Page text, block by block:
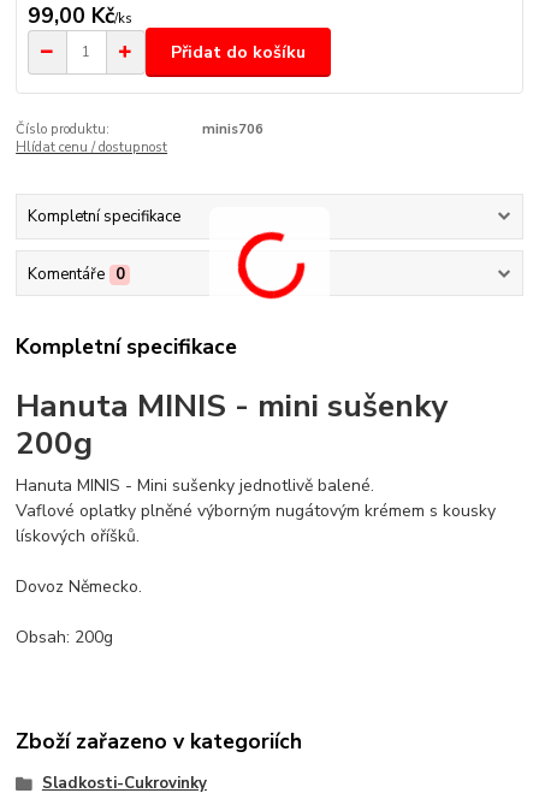
99,00 Kč/ks
Přidat do košíku
Číslo produktu:
minis706
Hlídat cenu / dostupnost
Kompletní specifikace
Komentáře 0
Kompletní specifikace
Hanuta MINIS - mini sušenky
200g
Hanuta MINIS - Mini sušenky jednotlivě balené.
Vaflové oplatky plněné výborným nugátovým krémem s kousky
lískových oříšků.
Dovoz Německo.
Obsah: 200g
Zboží zařazeno v kategoriích
Sladkosti-Cukrovinky